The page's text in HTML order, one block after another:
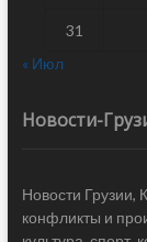
31
« Июл
Новости-
Новости Грузии,
конфликты и